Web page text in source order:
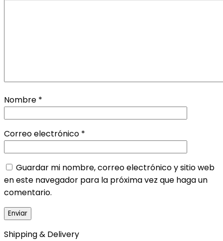
Nombre *
Correo electrónico *
Guardar mi nombre, correo electrónico y sitio web
en este navegador para la próxima vez que haga un
comentario.
Shipping & Delivery